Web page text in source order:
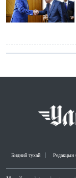
Бидний тухай Редакцын